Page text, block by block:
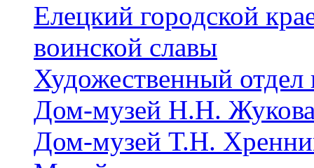
Елецкий городской
воинской славы
Художественный отдел
Дом-музей Н.Н.
Дом-музей Т.Н.